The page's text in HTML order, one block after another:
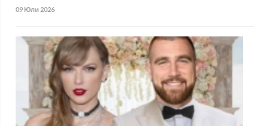
09 Юли 2026